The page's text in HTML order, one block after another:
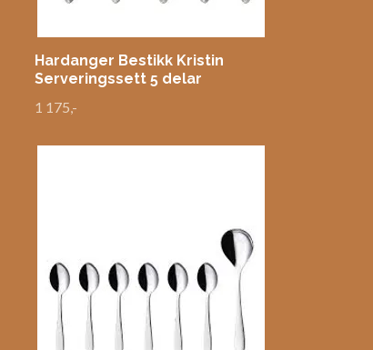
Hardanger Bestikk Kristin
Serveringssett 5 delar
1 175,-